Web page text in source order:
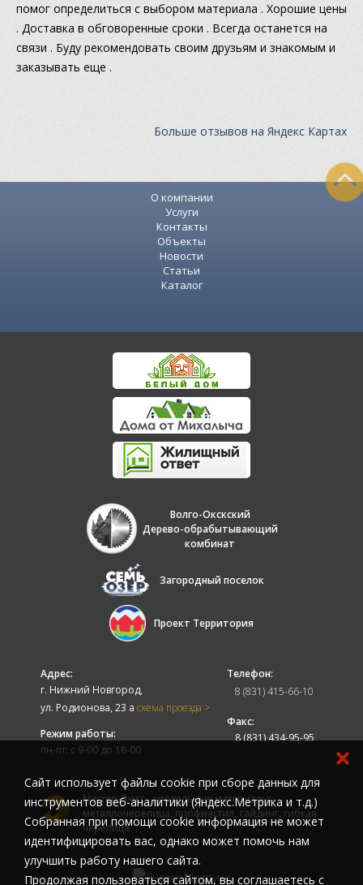
помог определиться с выбором материала . Хорошие цены
. Доставка в обговоренные сроки . Всегда останется на
связи . Буду рекомендовать своим друзьям и знакомым и
заказывать еще .
Больше отзывов на Яндекс Картах
О компании
Услуги
Контакты
Объекты
Новости
Статьи
Каталог
Волго-Окскский
Дерево-обрабытывающий
комбинат
Загородный поселок
Проект Территория
Адрес:
г. Нижний Новгород,
ул. Родионова, 23 а схема проезда >
Режим работы:
пн-пт: с 9-00 до 18-00
Телефон:
8 (831) 415-66-10
Факс:
8 (831) 434-95-95
Мастер-Люкс - кровельные материалы:
металлочерепица, профнастил, сайдинг, гибкая
черепица
Cайт использует файлы cookie при сборе данных для
инструментов веб-аналитики (Яндекс.Метрика и т.д.)
Собранная при помощи cookie информация не может
идентифицировать вас, однако может помочь нам
улучшить работу нашего сайта.
Продолжая пользоваться сайтом, вы соглашаетесь с